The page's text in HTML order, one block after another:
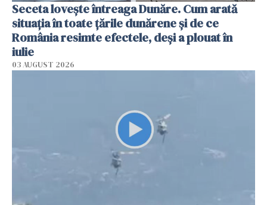
Seceta lovește întreaga Dunăre. Cum arată
situația în toate țările dunărene și de ce
România resimte efectele, deși a plouat în
iulie
03 AUGUST 2026